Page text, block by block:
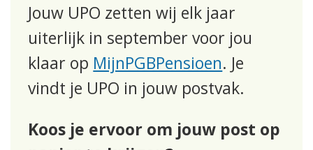
Jouw UPO zetten wij elk jaar
uiterlijk in september voor jou
klaar op MijnPGBPensioen. Je
vindt je UPO in jouw postvak.
Koos je ervoor om jouw post op